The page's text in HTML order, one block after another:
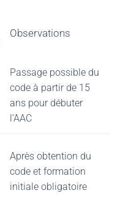
Observations
Passage possible du
code à partir de 15
ans pour débuter
l’AAC
Après obtention du
code et formation
initiale obligatoire